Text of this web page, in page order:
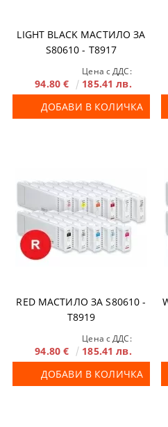
LIGHT BLACK МАСТИЛО ЗА
S80610 - T8917
Цена с ДДС:
94.80 €
185.41 лв.
ДОБАВИ В КОЛИЧКА
RED МАСТИЛО ЗА S80610 -
T8919
Цена с ДДС:
94.80 €
185.41 лв.
ДОБАВИ В КОЛИЧКА